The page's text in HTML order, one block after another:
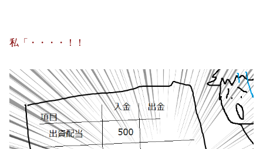
私「・・・・！！